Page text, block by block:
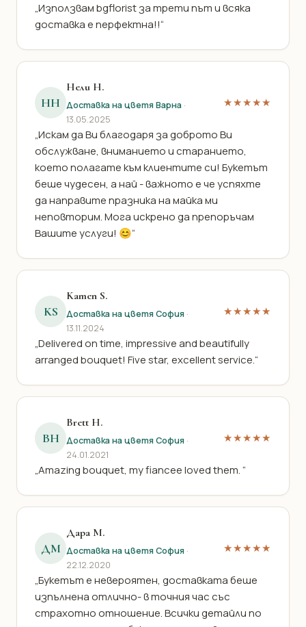
„Използвам bgflorist за трети път и всяка
доставка е перфектна!!“
НН
Нели Н.
Доставка на цветя Варна ·
13.05.2025
★★★★★
„Искам да Ви благодаря за доброто Ви
обслужване, вниманието и старанието,
което полагате към клиентите си! Букетът
беше чудесен, а най - важното е че успяхте
да направите празника на майка ми
неповторим. Мога искрено да препоръчам
Вашите услуги! 😊“
KS
Kamen S.
Доставка на цветя София ·
13.11.2024
★★★★★
„Delivered on time, impressive and beautifully
arranged bouquet! Five star, excellent service.“
BH
Brett H.
Доставка на цветя София ·
24.01.2021
★★★★★
„Amazing bouquet, my fiancee loved them. “
ДМ
Дара М.
Доставка на цветя София ·
22.12.2020
★★★★★
„Букетът е невероятен, доставката беше
изпълнена отлично- в точния час със
страхотно отношение. Всички детайли по